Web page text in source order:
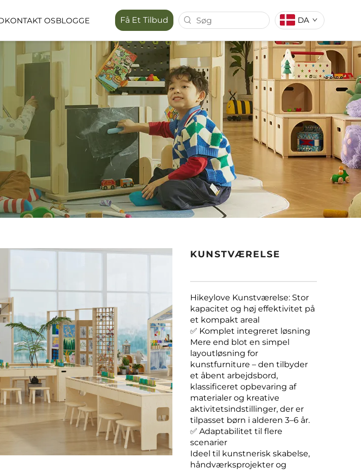
LUMIN SKOV SERIE MAPORA SERIE
UDENDØRS RUM
KONTAKT OSBLOGGE Få Et Tilbud DA
KUNSTVÆRELSE
Hikeylove Kunstværelse: Stor
kapacitet og høj effektivitet på
et kompakt areal
✅ Komplet integreret løsning
Mere end blot en simpel
layoutløsning for
kunstfurniture – den tilbyder
et åbent arbejdsbord,
klassificeret opbevaring af
materialer og kreative
aktivitetsindstillinger, der er
tilpasset børn i alderen 3–6 år.
✅ Adaptabilitet til flere
scenarier
Ideel til kunstnerisk skabelse,
håndværksprojekter og